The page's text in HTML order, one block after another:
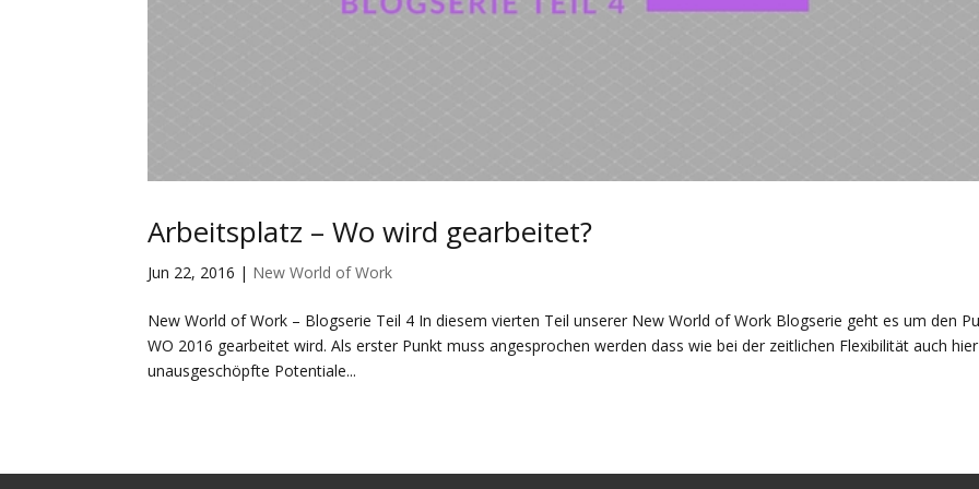
Arbeitsplatz – Wo wird gearbeitet?
Jun 22, 2016 | New World of Work
New World of Work – Blogserie Teil 4 In diesem vierten Teil unserer New World of Work Blogserie geht es um den
WO 2016 gearbeitet wird. Als erster Punkt muss angesprochen werden dass wie bei der zeitlichen Flexibilität auch hier
unausgeschöpfte Potentiale...